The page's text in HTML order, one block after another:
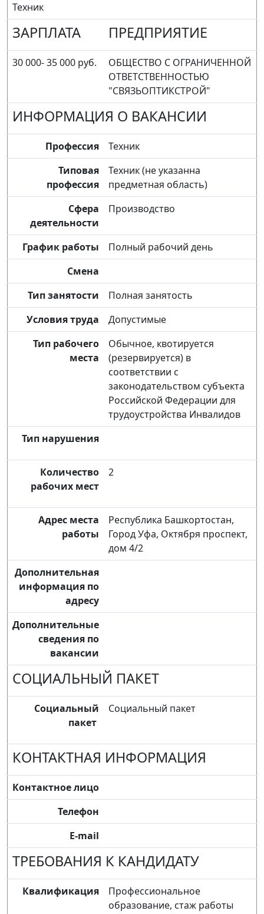
Техник
ЗАРПЛАТА ПРЕДПРИЯТИЕ
30 000- 35 000 руб.
ОБЩЕСТВО С ОГРАНИЧЕННОЙ
ОТВЕТСТВЕННОСТЬЮ
"СВЯЗЬОПТИКСТРОЙ"
ИНФОРМАЦИЯ О ВАКАНСИИ
Профессия
Техник
Типовая
профессия
Техник (не указанна
предметная область)
Сфера
деятельности
Производство
График работы
Полный рабочий день
Смена
Тип занятости
Полная занятость
Условия труда
Допустимые
Тип рабочего
места
Обычное, квотируется
(резервируется) в
соответствии с
законодательством субъекта
Российской Федерации для
трудоустройства Инвалидов
Тип нарушения
Количество
рабочих мест
2
Адрес места
работы
Республика Башкортостан,
Город Уфа, Октября проспект,
дом 4/2
Дополнительная
информация по
адресу
Дополнительные
сведения по
вакансии
СОЦИАЛЬНЫЙ ПАКЕТ
Социальный
пакет
Социальный пакет
КОНТАКТНАЯ ИНФОРМАЦИЯ
Контактное лицо
Телефон
E-mail
ТРЕБОВАНИЯ К КАНДИДАТУ
Квалификация
Профессиональное
образование, стаж работы